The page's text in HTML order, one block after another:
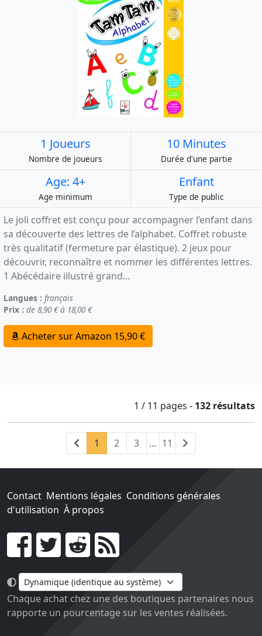
1 Joueurs
Nombre de joueurs
10 Minutes
Durée d'une partie
Age: 4+
Age minimum
Enfant
Type de public
Le joli coffret est conçu pour accompagner l’enfant dans
sa découverte des lettres de l’alphabet. Coffret robuste
très qualitatif (fermeture par élastique). 2 jeux pour
découvrir, reconnaître et nommer les différentes lettres.
1 Abécédaire illustré grand...
Langues : français
Prix : de 8,90 € à 18,00 €
Acheter sur Amazon 15,90 €
1 / 11 pages - 132 résultats
Précédent
1 (current)
2 3 … 11 Suivant
Contact Mentions légales Conditions générales
d'utilisation À propos
Go !
Chaque achat chez une des boutiques partenaires nous
rapporte un pourcentage sur les ventes réalisées.